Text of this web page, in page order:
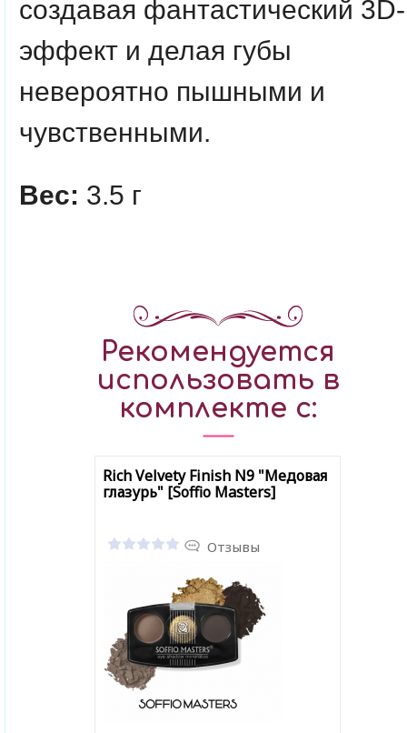
создавая фантастический 3D-
эффект и делая губы
невероятно пышными и
чувственными.
Вес: 3.5 г
Рекомендуется
использовать в
комплекте с:
Rich Velvety Finish N9 "Медовая
глазурь" [Soffio Masters]
Отзывы